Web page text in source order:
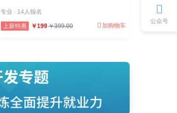
专业 · 14人报名
上新特惠 ￥199￥399.00 加购物车
公众号